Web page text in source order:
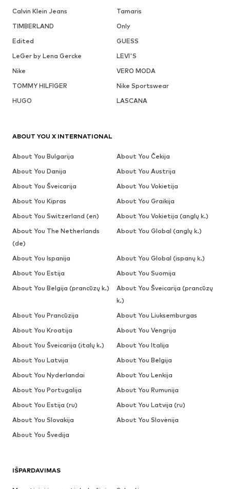
Calvin Klein Jeans
Tamaris
TIMBERLAND
Only
Edited
GUESS
LeGer by Lena Gercke
LEVI'S
Nike
VERO MODA
TOMMY HILFIGER
Nike Sportswear
HUGO
LASCANA
IŠPARDAVIMAS
ABOUT YOU X INTERNATIONAL
About You Bulgarija
About You Čekija
About You Danija
About You Austrija
About You Šveicarija
About You Vokietija
About You Kipras
About You Graikija
About You Switzerland (en)
About You Vokietija (anglų k.)
About You The Netherlands
(de)
About You Global (anglų k.)
About You Ispanija
About You Global (ispanų k.)
About You Estija
About You Suomija
About You Belgija (prancūzų k.)
About You Šveicarija (prancūzų
k.)
About You Prancūzija
About You Liuksemburgas
About You Kroatija
About You Vengrija
About You Šveicarija (italų k.)
About You Italija
About You Latvija
About You Belgija
About You Nyderlandai
About You Lenkija
About You Portugalija
About You Rumunija
About You Estija (ru)
About You Latvija (ru)
About You Slovakija
About You Slovėnija
About You Švedija